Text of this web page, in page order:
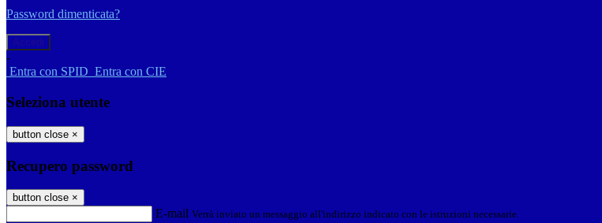
Password dimenticata?
-
Entra con SPID Entra con CIE
Seleziona utente
button close ×
Recupero password
button close ×
E-mail Verrà inviato un messaggio all'indirizzo indicato con le istruzioni necessarie.